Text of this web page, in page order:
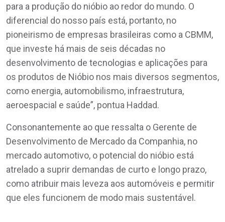
para a produção do nióbio ao redor do mundo. O
diferencial do nosso país está, portanto, no
pioneirismo de empresas brasileiras como a CBMM,
que investe há mais de seis décadas no
desenvolvimento de tecnologias e aplicações para
os produtos de Nióbio nos mais diversos segmentos,
como energia, automobilismo, infraestrutura,
aeroespacial e saúde”, pontua Haddad.
Consonantemente ao que ressalta o Gerente de
Desenvolvimento de Mercado da Companhia, no
mercado automotivo, o potencial do nióbio está
atrelado a suprir demandas de curto e longo prazo,
como atribuir mais leveza aos automóveis e permitir
que eles funcionem de modo mais sustentável.